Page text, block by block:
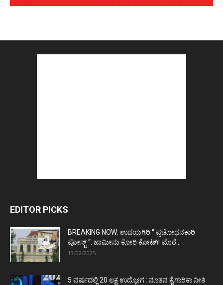
EDITOR PICKS
BREAKING NOW: ಉದಯಗಿರಿ “ ಪ್ರಚೋಧನಕಾರಿ
ಪೋಸ್ಟ್‌ “: ಜಾಮೀನು ಕೋರಿ ಕೋರ್ಟ್‌ ಮೊರೆ...
13/02/2025
5 ವರ್ಷದಲ್ಲಿ 20 ಲಕ್ಷ ಉದ್ಯೋಗ : ನೂತನ ಕೈಗಾರಿಕಾ ನೀತಿ